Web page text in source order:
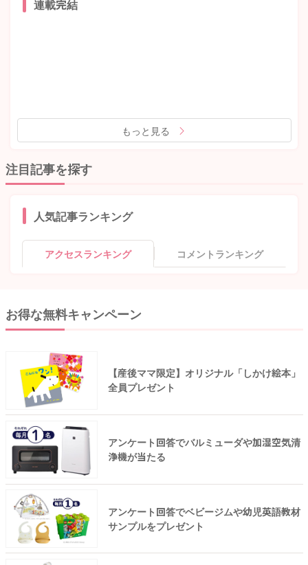
連載完結
もっと見る
注目記事を探す
人気記事ランキング
アクセスランキング コメントランキング
お得な無料キャンペーン
【産後ママ限定】オリジナル「しかけ絵本」
全員プレゼント
アンケート回答でバルミューダや加湿空気清
浄機が当たる
アンケート回答でベビージムや幼児英語教材
サンプルをプレゼント